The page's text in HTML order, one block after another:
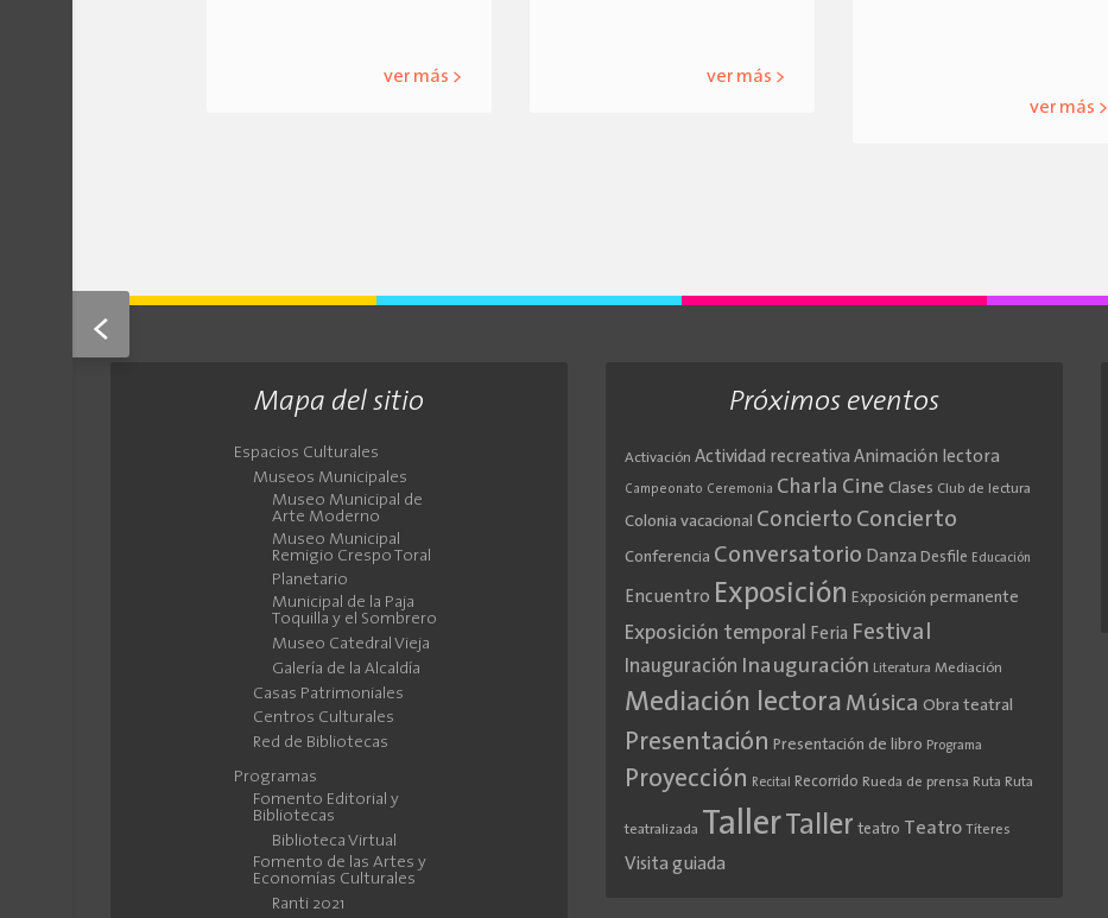
<
ver más > ver más >
ver más >
Mapa del sitio
Espacios Culturales
Museos Municipales
Museo Municipal de
Arte Moderno
Museo Municipal
Remigio Crespo Toral
Planetario
Municipal de la Paja
Toquilla y el Sombrero
Museo Catedral Vieja
Galería de la Alcaldía
Casas Patrimoniales
Centros Culturales
Red de Bibliotecas
Programas
Fomento Editorial y
Bibliotecas
Biblioteca Virtual
Fomento de las Artes y
Economías Culturales
Ranti 2021
Próximos eventos
Activación Actividad recreativa Animación lectora
Campeonato Ceremonia Charla Cine Clases Club de lectura
Colonia vacacional Concierto Concierto
Conferencia Conversatorio Danza Desfile Educación
Encuentro Exposición Exposición permanente
Exposición temporal Feria Festival
Inauguración Inauguración Literatura Mediación
Mediación lectora Música Obra teatral
Presentación Presentación de libro Programa
Proyección Recital Recorrido Rueda de prensa Ruta Ruta
teatralizada Taller Taller teatro Teatro Títeres
Visita guiada